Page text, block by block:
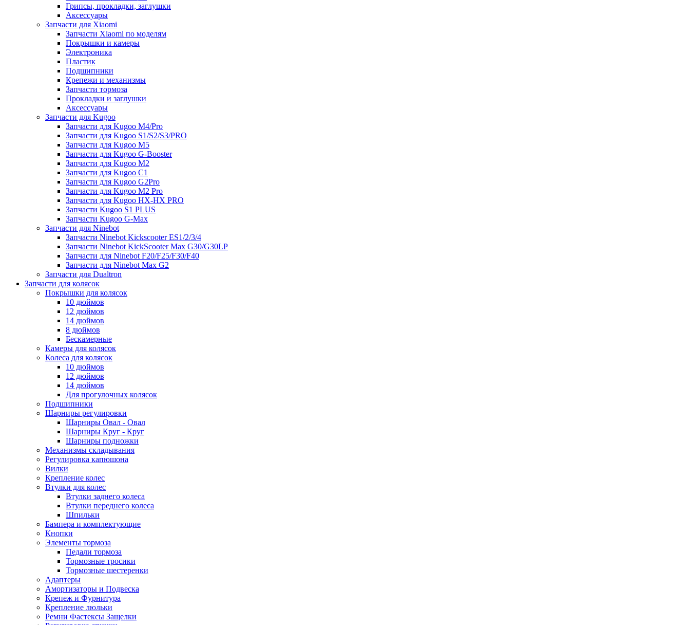
Грипсы, прокладки, заглушки
Аксессуары
Запчасти для Xiaomi
Запчасти Xiaomi по моделям
Покрышки и камеры
Электроника
Пластик
Подшипники
Крепежи и механизмы
Запчасти тормоза
Прокладки и заглушки
Аксессуары
Запчасти для Kugoo
Запчасти для Kugoo M4/Pro
Запчасти для Kugoo S1/S2/S3/PRO
Запчасти для Kugoo M5
Запчасти для Kugoo G-Booster
Запчасти для Kugoo M2
Запчасти для Kugoo C1
Запчасти для Kugoo G2Pro
Запчасти для Kugoo M2 Pro
Запчасти для Kugoo HX-HX PRO
Запчасти Kugoo S1 PLUS
Запчасти Kugoo G-Max
Запчасти для Ninebot
Запчасти Ninebot Kickscooter ES1/2/3/4
Запчасти Ninebot KickScooter Max G30/G30LP
Запчасти для Ninebot F20/F25/F30/F40
Запчасти для Ninebot Max G2
Запчасти для Dualtron
Запчасти для колясок
Покрышки для колясок
10 дюймов
12 дюймов
14 дюймов
8 дюймов
Бескамерные
Камеры для колясок
Колеса для колясок
10 дюймов
12 дюймов
14 дюймов
Для прогулочных колясок
Подшипники
Шарниры регулировки
Шарниры Овал - Овал
Шарниры Круг - Круг
Шарниры подножки
Механизмы складывания
Регулировка капюшона
Вилки
Крепление колес
Втулки для колес
Втулки заднего колеса
Втулки переднего колеса
Шпильки
Бампера и комплектующие
Кнопки
Элементы тормоза
Педали тормоза
Тормозные тросики
Тормозные шестеренки
Адаптеры
Амортизаторы и Подвеска
Крепеж и Фурнитура
Крепление люльки
Ремни Фастексы Защелки